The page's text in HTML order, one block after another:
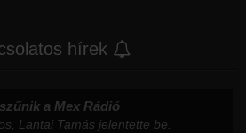
hírek
a Mex Rádió
Lantai Tamás jelentette be.